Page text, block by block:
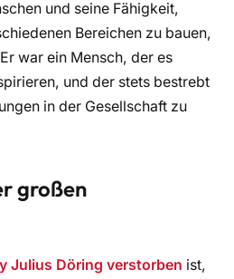
und seine Fähigkeit,
Bereichen zu bauen,
war ein Mensch, der es
und der stets bestrebt
in der Gesellschaft zu
großen
Julius Döring verstorben ist,